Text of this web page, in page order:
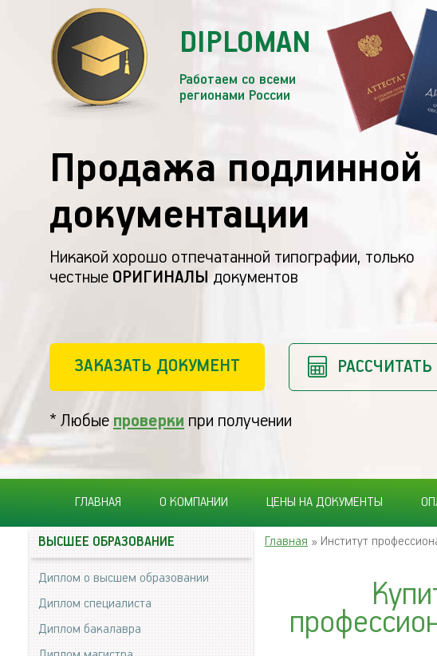
DIPLOMAN
Работаем со всеми
регионами России
Продажа подлинной
документации
Никакой хорошо отпечатанной типографии, только
честные ОРИГИНАЛЫ документов
ЗАКАЗАТЬ ДОКУМЕНТ РАССЧИТАТЬ
* Любые проверки при получении
ГЛАВНАЯ О КОМПАНИИ ЦЕНЫ НА ДОКУМЕНТЫ
Главная » Институт
ВЫСШЕЕ ОБРАЗОВАНИЕ
Диплом о высшем образовании
Диплом специалиста
Диплом бакалавра